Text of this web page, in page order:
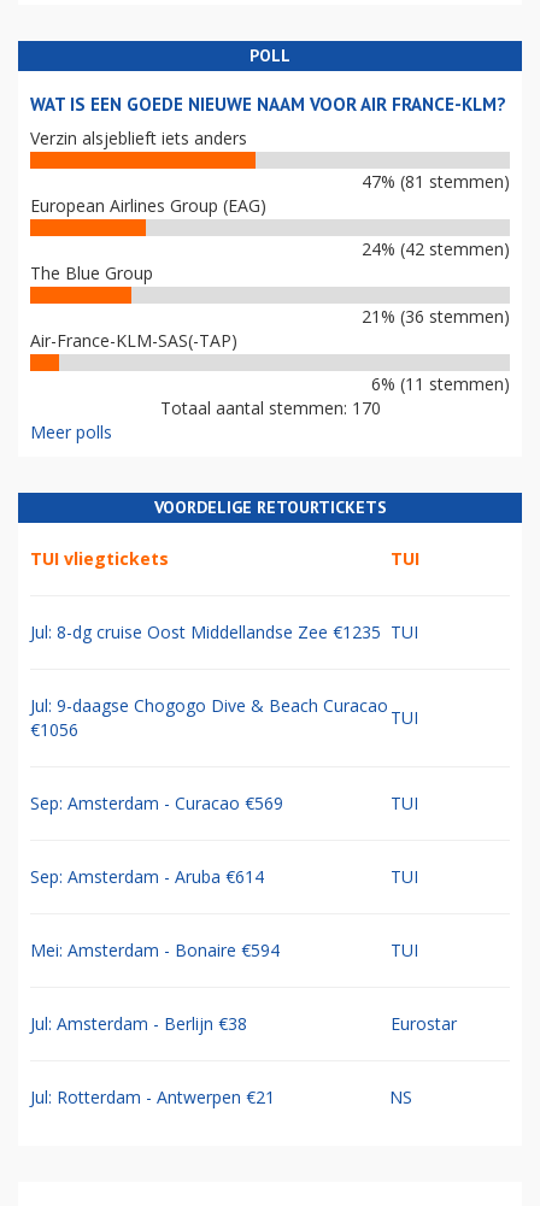
POLL
WAT IS EEN GOEDE NIEUWE NAAM VOOR AIR FRANCE-KLM?
Verzin alsjeblieft iets anders
47% (81 stemmen)
European Airlines Group (EAG)
24% (42 stemmen)
The Blue Group
21% (36 stemmen)
Air-France-KLM-SAS(-TAP)
6% (11 stemmen)
Totaal aantal stemmen: 170
Meer polls
VOORDELIGE RETOURTICKETS
TUI vliegtickets TUI
Jul: 8-dg cruise Oost Middellandse Zee €1235 TUI
Jul: 9-daagse Chogogo Dive & Beach Curacao
€1056
TUI
Sep: Amsterdam - Curacao €569 TUI
Sep: Amsterdam - Aruba €614 TUI
Mei: Amsterdam - Bonaire €594 TUI
Jul: Amsterdam - Berlijn €38 Eurostar
Jul: Rotterdam - Antwerpen €21 NS